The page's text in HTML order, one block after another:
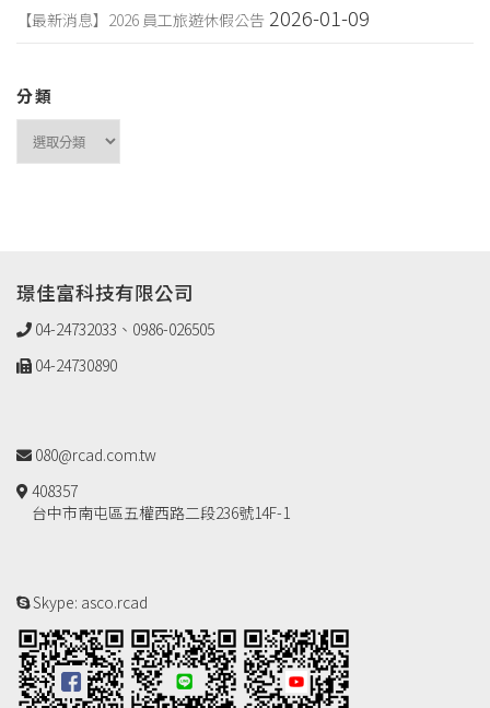
【最新消息】2026 員工旅遊休假公告 2026-01-09
分類
璟佳富科技有限公司
04-24732033、0986-026505
04-24730890
080@rcad.com.tw
408357
台中市南屯區五權西路二段236號14F-1
Skype: asco.rcad